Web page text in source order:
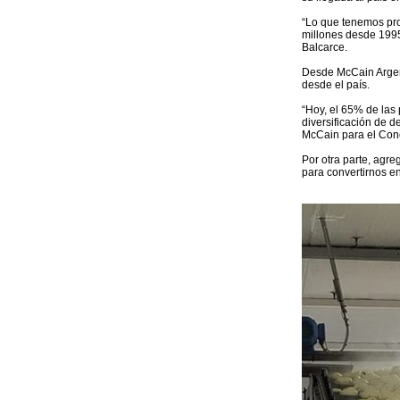
“Lo que tenemos
millones desde
Balcarce.
Desde McCain
desde el país.
“Hoy, el 65% de
diversificación de
McCain para el
Por otra parte,
para convertirnos